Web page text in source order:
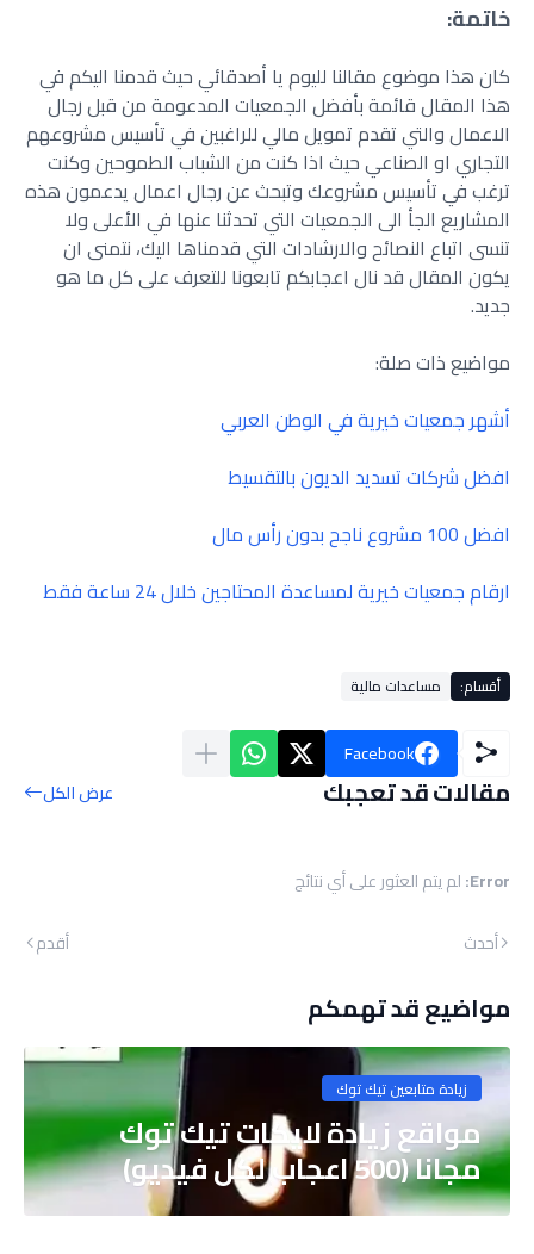
خاتمة:
كان هذا موضوع مقالنا لليوم يا أصدقائي حيث قدمنا اليكم في
هذا المقال قائمة بأفضل الجمعيات المدعومة من قبل رجال
الاعمال والتي تقدم تمويل مالي للراغبين في تأسيس مشروعهم
التجاري او الصناعي حيث اذا كنت من الشباب الطموحين وكنت
ترغب في تأسيس مشروعك وتبحث عن رجال اعمال يدعمون هذه
المشاريع الجأ الى الجمعيات التي تحدثنا عنها في الأعلى ولا
تنسى اتباع النصائح والارشادات التي قدمناها اليك، نتمنى ان
يكون المقال قد نال اعجابكم تابعونا للتعرف على كل ما هو
جديد.
مواضيع ذات صلة:
أشهر جمعيات خيرية في الوطن العربي
افضل شركات تسديد الديون بالتقسيط
افضل 100 مشروع ناجح بدون رأس مال
ارقام جمعيات خيرية لمساعدة المحتاجين خلال 24 ساعة فقط
أقسام: مساعدات مالية
Facebook
مقالات قد تعجبك عرض الكل
Error: لم يتم العثور على أي نتائج
أحدث
أقدم
مواضيع قد تهمكم
زيادة متابعين تيك توك
مواقع زيادة لايكات تيك توك
مجانا (500 اعجاب لكل فيديو)